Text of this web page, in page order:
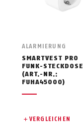
ALARMIERUNG
SMARTVEST PRO
FUNK-STECKDOSE
(ART.-NR.:
FUHA45000)
VERGLEICHEN